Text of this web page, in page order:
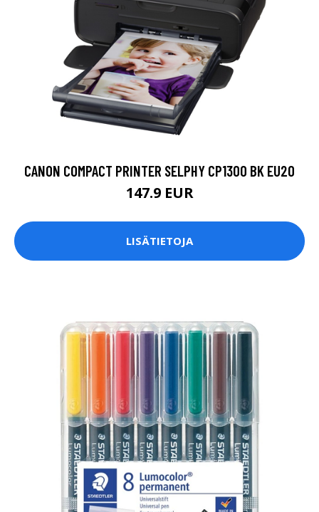
CANON COMPACT PRINTER SELPHY CP1300 BK EU20
147.9 EUR
LISÄTIETOJA